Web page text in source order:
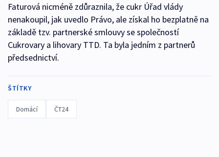
Faturová nicméně zdůraznila, že cukr Úřad vlády
nenakoupil, jak uvedlo Právo, ale získal ho bezplatně na
základě tzv. partnerské smlouvy se společností
Cukrovary a lihovary TTD. Ta byla jedním z partnerů
předsednictví.
ŠTÍTKY
Domácí ČT24